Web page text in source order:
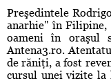
Preşedintele
anarhie" în Filipine,
oameni în oraşul
Antena3.ro.
de răniţi, a fost
cursul unei vizite la